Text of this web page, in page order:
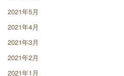
2021年5月
2021年4月
2021年3月
2021年2月
2021年1月